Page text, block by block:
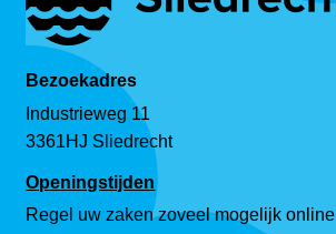
Bezoekadres
Industrieweg 11
3361HJ Sliedrecht
Openingstijden
Regel uw zaken zoveel mogelijk online